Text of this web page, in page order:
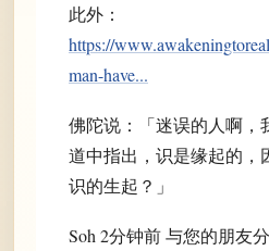
此外：
https://
man-have...
佛陀说：「迷误的人啊，
道中指出，识是缘起的，
识的生起？」
Soh 2分钟前 与您的朋友